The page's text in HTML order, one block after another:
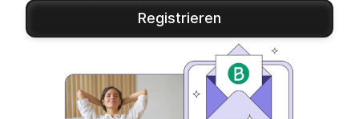
Registrieren